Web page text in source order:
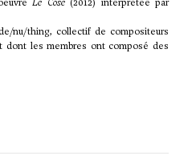
nu/thing, collectif de compositeurs
les membres ont composé des